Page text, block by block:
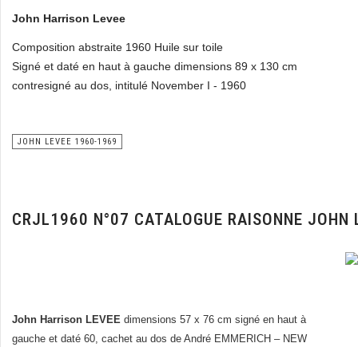
John Harrison Levee
Composition abstraite 1960 Huile sur toile
Signé et daté en haut à gauche dimensions 89 x 130 cm
contresigné au dos, intitulé November I - 1960
JOHN LEVEE 1960-1969
CRJL1960 N°07 CATALOGUE RAISONNE JOHN
John Harrison LEVEE dimensions 57 x 76 cm signé en haut à
gauche et daté 60, cachet au dos de André EMMERICH – NEW